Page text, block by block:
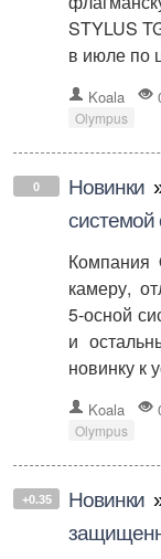
STYLUS
в июле по
Koala
Olympus
0 Новинки
системой
Компания
камеру,
5-осной
и
новинку к
Koala
Olympus
+0.35 Новинки